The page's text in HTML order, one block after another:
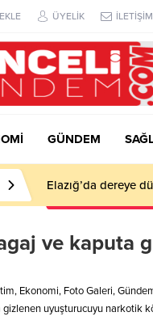
ÜYELİK İLETİŞİM
GÜNDEM
Elazığ’da dereye
ve kaputa
, Ekonomi, Foto Galeri,
uyuşturucuyu narkotik